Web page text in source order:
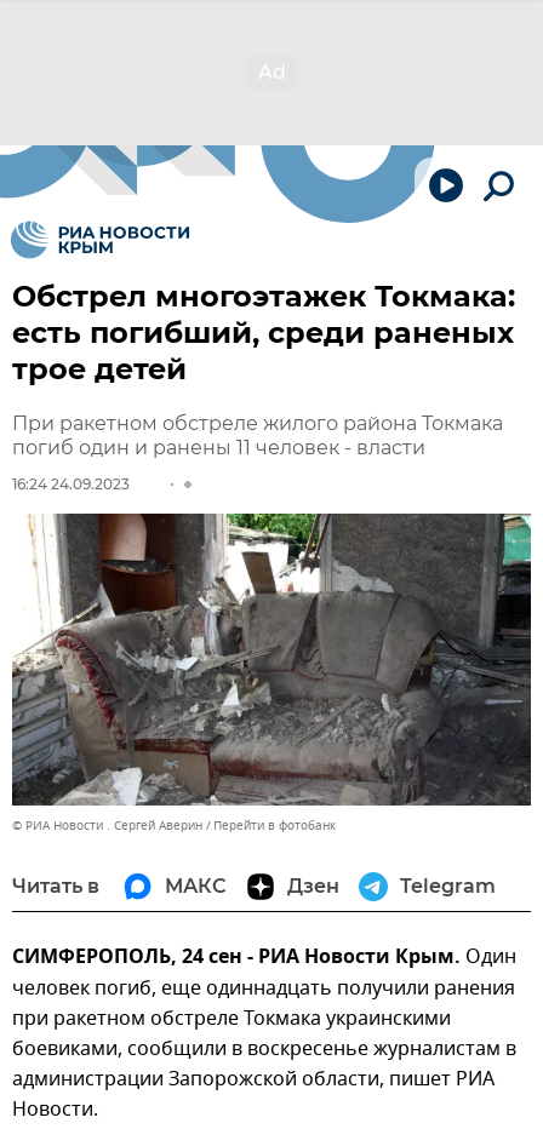
Обстрел многоэтажек Токмака:
есть погибший, среди раненых
трое детей
При ракетном обстреле жилого района Токмака
погиб один и ранены 11 человек - власти
16:24 24.09.2023
© РИА Новости . Сергей Аверин Перейти в фотобанк
Читать в МАКС Дзен Telegram
СИМФЕРОПОЛЬ, 24 сен - РИА Новости Крым. Один
человек погиб, еще одиннадцать получили ранения
при ракетном обстреле Токмака украинскими
боевиками, сообщили в воскресенье журналистам в
администрации Запорожской области, пишет РИА
Новости.